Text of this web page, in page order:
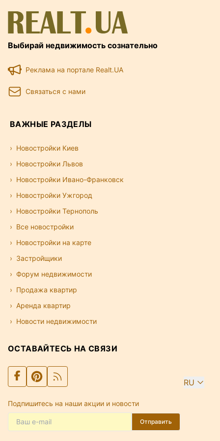
Выбирай недвижимость сознательно
Реклама на портале Realt.UA
Связаться с нами
ВАЖНЫЕ РАЗДЕЛЫ
Новостройки Киев
Новостройки Львов
Новостройки Ивано-Франковск
Новостройки Ужгород
Новостройки Тернополь
Все новостройки
Новостройки на карте
Застройщики
Форум недвижимости
Продажа квартир
Аренда квартир
Новости недвижимости
ОСТАВАЙТЕСЬ НА СВЯЗИ
RU
Подпишитесь на наши акции и новости
Отправить